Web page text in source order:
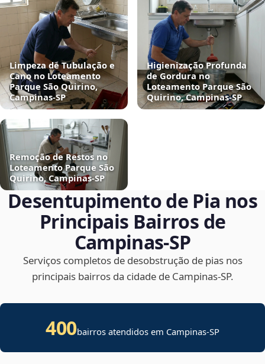
Limpeza de Tubulação e
Cano no Loteamento
Parque São Quirino,
Campinas‑SP
Higienização Profunda
de Gordura no
Loteamento Parque São
Quirino, Campinas‑SP
Remoção de Restos no
Loteamento Parque São
Quirino, Campinas‑SP
Desentupimento de Pia nos
Principais Bairros de
Campinas‑SP
Serviços completos de desobstrução de pias nos
principais bairros da cidade de Campinas‑SP.
400bairros atendidos em Campinas-SP